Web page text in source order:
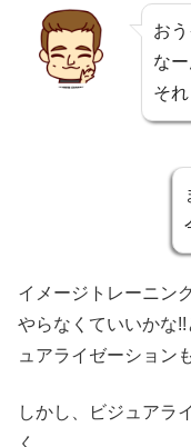
お
な
そ
イメージトレーニン
やらなくていいかな
ュアライゼーション
しかし、ビジュアラ
く、